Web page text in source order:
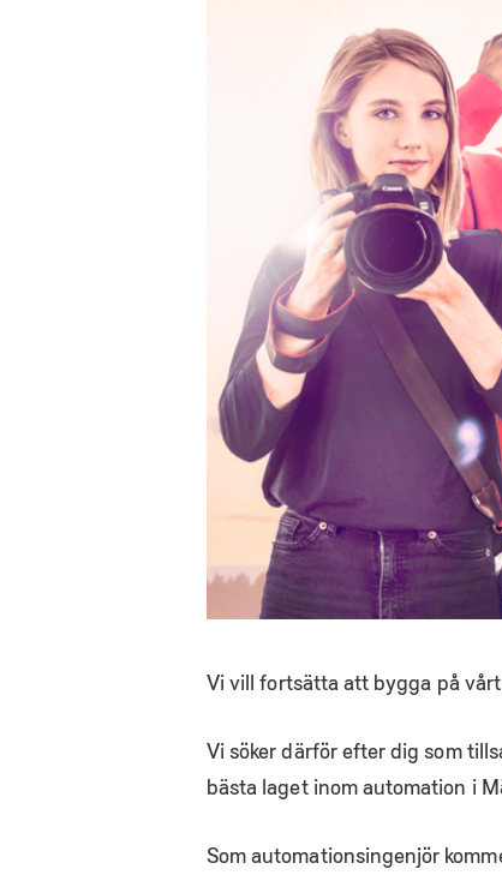
Vi vill fortsätta att bygga på
Vi söker därför efter dig som
bästa laget inom automation i
Som automationsingenjör